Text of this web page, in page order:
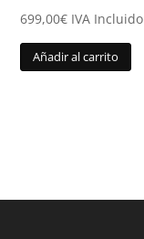
699,00€ IVA Incluido
Añadir al carrito